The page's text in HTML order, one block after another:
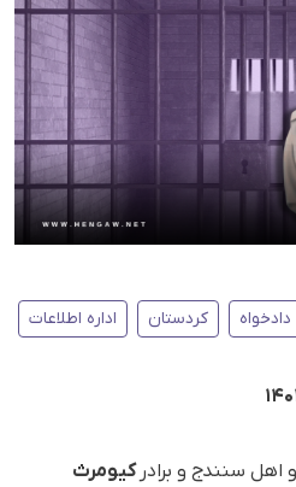
دادخواه کردستان اداره اطلاعات
سنندج و برادر کیومرث